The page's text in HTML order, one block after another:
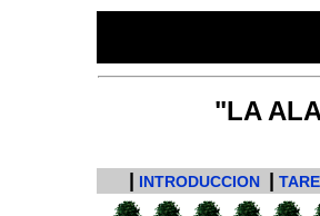
"LA
INTRODUCCION